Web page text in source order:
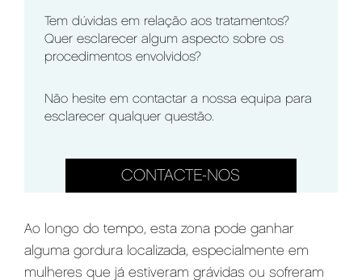
Tem dúvidas em relação aos tratamentos?
Quer esclarecer algum aspecto sobre os
procedimentos envolvidos?
Não hesite em contactar a nossa equipa para
esclarecer qualquer questão.
CONTACTE-NOS
Ao longo do tempo, esta zona pode ganhar
alguma gordura localizada, especialmente em
mulheres que já estiveram grávidas ou sofreram